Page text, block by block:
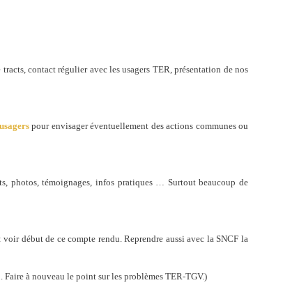
contact régulier avec les usagers TER, présentation de nos
pour envisager éventuellement des actions communes ou
photos, témoignages, infos pratiques … Surtout beaucoup de
début de ce compte rendu. Reprendre aussi avec la SNCF la
à nouveau le point sur les problèmes TER-TGV.)